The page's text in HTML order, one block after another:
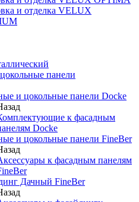
и отделка VELUX
панели
и цокольные панели Docke
к фасадным
Docke
и цокольные панели FineBer
к фасадным панелям
Дачный FineBer